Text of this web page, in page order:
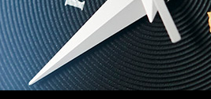
告
400-801-5621
6层602室（需提前预约）